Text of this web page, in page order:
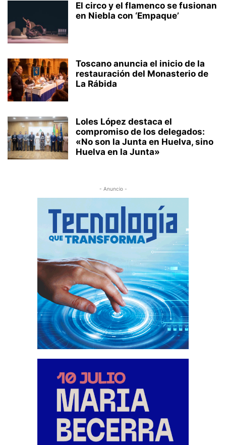
El circo y el flamenco se fusionan
en Niebla con ‘Empaque’
Toscano anuncia el inicio de la
restauración del Monasterio de
La Rábida
Loles López destaca el
compromiso de los delegados:
«No son la Junta en Huelva, sino
Huelva en la Junta»
- Anuncio -